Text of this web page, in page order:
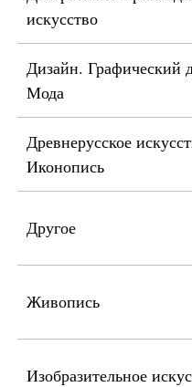
искусство
Дизайн. Графический
Мода
Древнерусское
Иконопись
Другое
Живопись
Изобразительное